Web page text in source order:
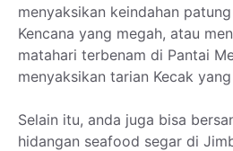
menyaksikan keindahan
Kencana yang megah, atau
matahari terbenam di Pantai
menyaksikan tarian Kecak
Selain itu, anda juga bisa
hidangan seafood segar di